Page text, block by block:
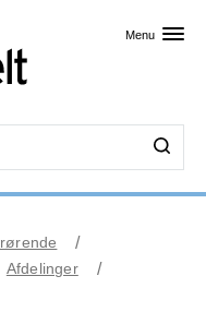
Menu
Afdelinger